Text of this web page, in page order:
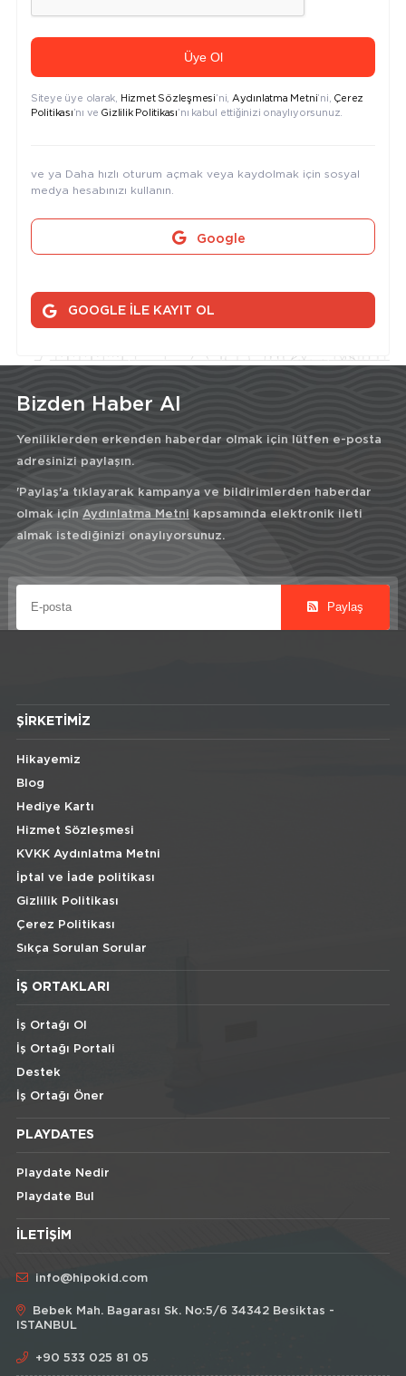
Üye Ol
Siteye üye olarak, Hizmet Sözleşmesi’ni, Aydınlatma Metni’ni, Çerez
Politikası’nı ve Gizlilik Politikası’nı kabul ettiğinizi onaylıyorsunuz.
ve ya Daha hızlı oturum açmak veya kaydolmak için sosyal
medya hesabınızı kullanın.
Google
GOOGLE İLE KAYIT OL
Bizden Haber Al
Yeniliklerden erkenden haberdar olmak için lütfen e-posta
adresinizi paylaşın.
'Paylaş'a tıklayarak kampanya ve bildirimlerden haberdar
olmak için Aydınlatma Metni kapsamında elektronik ileti
almak istediğinizi onaylıyorsunuz.
Paylaş
ŞIRKETIMIZ
Hikayemiz
Blog
Hediye Kartı
Hizmet Sözleşmesi
KVKK Aydınlatma Metni
İptal ve İade politikası
Gizlilik Politikası
Çerez Politikası
Sıkça Sorulan Sorular
İŞ ORTAKLARI
İş Ortağı Ol
İş Ortağı Portali
Destek
İş Ortağı Öner
PLAYDATES
Playdate Nedir
Playdate Bul
İLETIŞIM
info@hipokid.com
Bebek Mah. Bagarası Sk. No:5/6 34342 Besiktas -
ISTANBUL
+90 533 025 81 05